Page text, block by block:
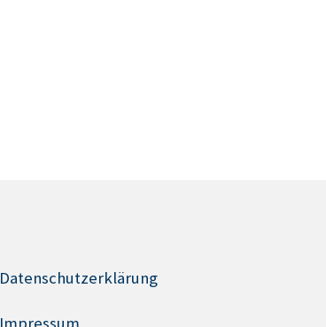
Datenschutzerklärung